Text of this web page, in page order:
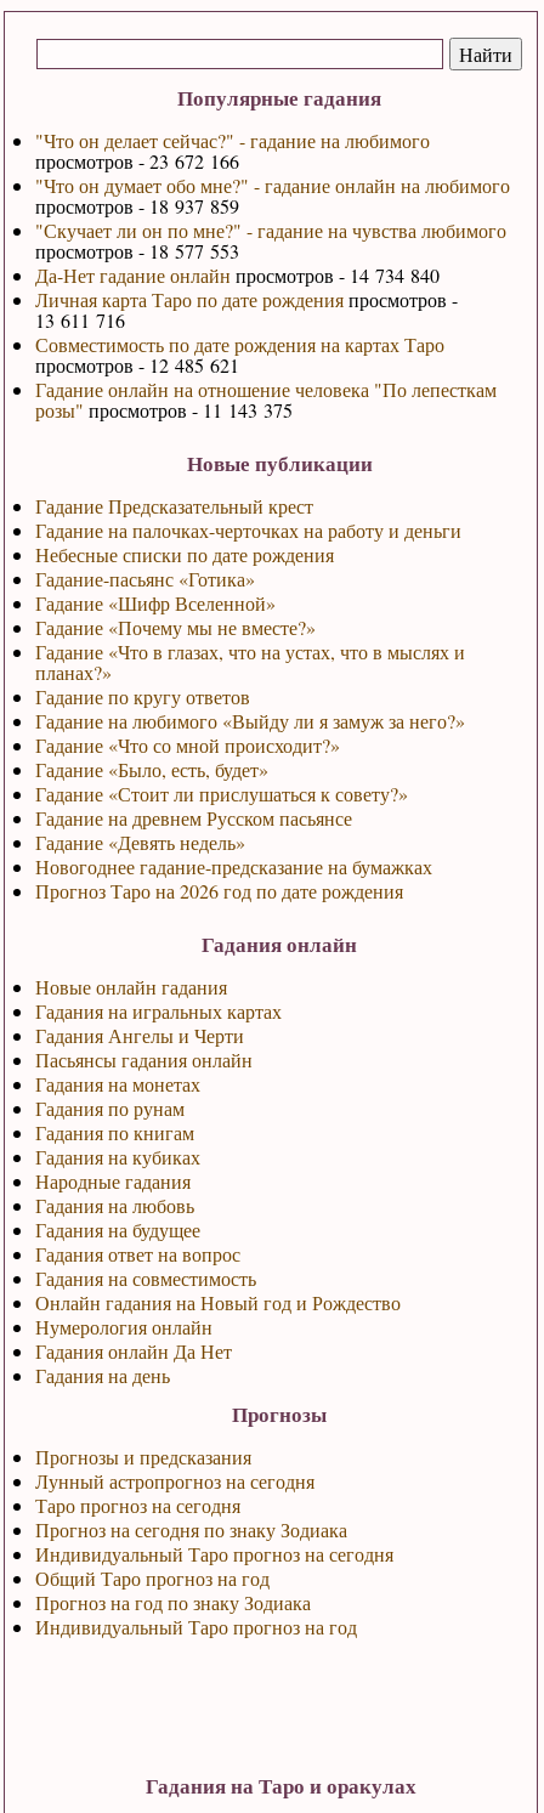
Популярные гадания
"Что он делает сейчас?" - гадание на любимого
просмотров - 23 672 166
"Что он думает обо мне?" - гадание онлайн на любимого
просмотров - 18 937 859
"Скучает ли он по мне?" - гадание на чувства любимого
просмотров - 18 577 553
Да-Нет гадание онлайн просмотров - 14 734 840
Личная карта Таро по дате рожденияпросмотров -
13 611 716
Совместимость по дате рождения на картах Таро
просмотров - 12 485 621
Гадание онлайн на отношение человека "По лепесткам
розы" просмотров - 11 143 375
Новые публикации
Гадание Предсказательный крест
Гадание на палочках-черточках на работу и деньги
Небесные списки по дате рождения
Гадание-пасьянс «Готика»
Гадание «Шифр Вселенной»
Гадание «Почему мы не вместе?»
Гадание «Что в глазах, что на устах, что в мыслях и
планах?»
Гадание по кругу ответов
Гадание на любимого «Выйду ли я замуж за него?»
Гадание «Что со мной происходит?»
Гадание «Было, есть, будет»
Гадание «Стоит ли прислушаться к совету?»
Гадание на древнем Русском пасьянсе
Гадание «Девять недель»
Новогоднее гадание-предсказание на бумажках
Прогноз Таро на 2026 год по дате рождения
Гадания онлайн
Новые онлайн гадания
Гадания на игральных картах
Гадания Ангелы и Черти
Пасьянсы гадания онлайн
Гадания на монетах
Гадания по рунам
Гадания по книгам
Гадания на кубиках
Народные гадания
Гадания на любовь
Гадания на будущее
Гадания ответ на вопрос
Гадания на совместимость
Онлайн гадания на Новый год и Рождество
Нумерология онлайн
Гадания онлайн Да Нет
Гадания на день
Прогнозы
Прогнозы и предсказания
Лунный астропрогноз на сегодня
Таро прогноз на сегодня
Прогноз на сегодня по знаку Зодиака
Индивидуальный Таро прогноз на сегодня
Общий Таро прогноз на год
Прогноз на год по знаку Зодиака
Индивидуальный Таро прогноз на год
Гадания на Таро и оракулах